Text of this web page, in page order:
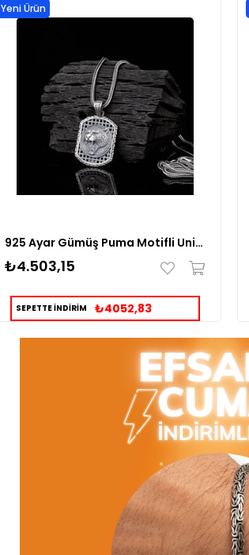
925 Ayar Gümüş Puma Motifli Unisex Model Kolye
₺4.503,15
SEPETTE İNDİRİM ₺4052,83
Yeni Ürün